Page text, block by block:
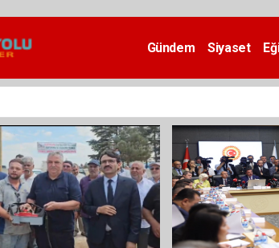
Gündem Siyaset